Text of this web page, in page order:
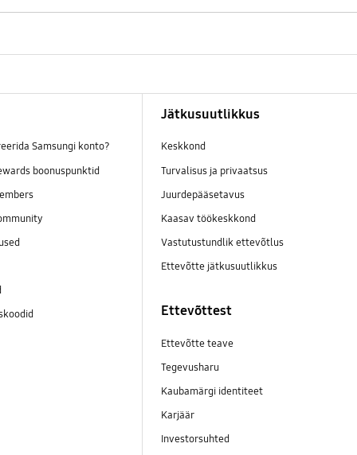
Samsungi konto?
boonuspunktid
Jätkusuutlikkus
Keskkond
Turvalisus ja privaatsus
Juurdepääsetavus
Kaasav töökeskkond
Vastutustundlik ettevõtlus
Ettevõtte jätkusuutlikkus
Ettevõttest
Ettevõtte teave
Tegevusharu
Kaubamärgi identiteet
Karjäär
Investorsuhted